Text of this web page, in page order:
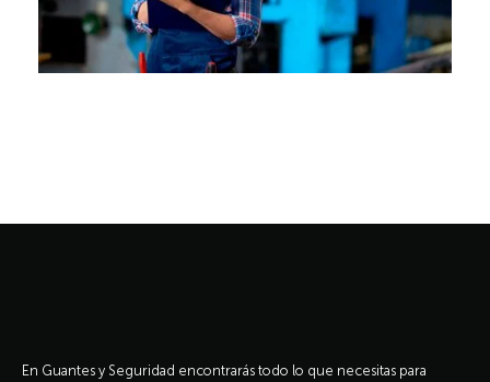
En Guantes y Seguridad encontrarás todo lo que necesitas para